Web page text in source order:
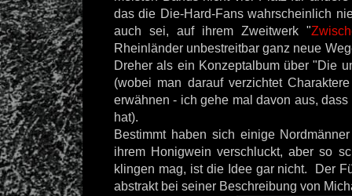
das die Die-Hard-Fans wahrscheinlich
auch sei, auf ihrem Zweitwerk "
Rheinländer unbestreitbar ganz neue
Dreher als ein Konzeptalbum über "Die
(wobei man darauf verzichtet
erwähnen - ich gehe mal davon aus,
hat).
Bestimmt haben sich einige
ihrem Honigwein verschluckt, aber so
klingen mag, ist die Idee gar nicht. Der
abstrakt bei seiner Beschreibung von